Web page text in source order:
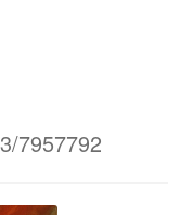
7957792